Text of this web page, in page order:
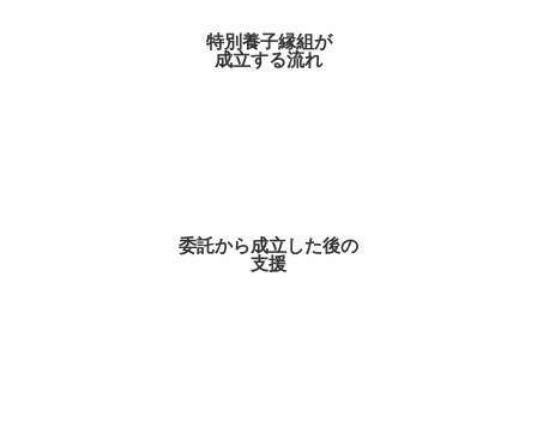
特別養子縁組が
成立する流れ
委託から成立した後の
支援